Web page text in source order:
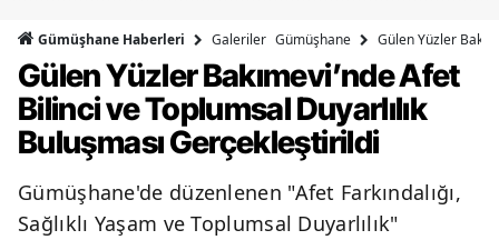
Bingöl
Bitlis
Bolu
Burdur
Gümüşhane Haberleri Galeriler Gümüşhane Gülen Yüzler
Gülen Yüzler Bakımevi’nde Afet
Bilinci ve Toplumsal Duyarlılık
Buluşması Gerçekleştirildi
Gümüşhane'de düzenlenen "Afet Farkındalığı,
Sağlıklı Yaşam ve Toplumsal Duyarlılık"